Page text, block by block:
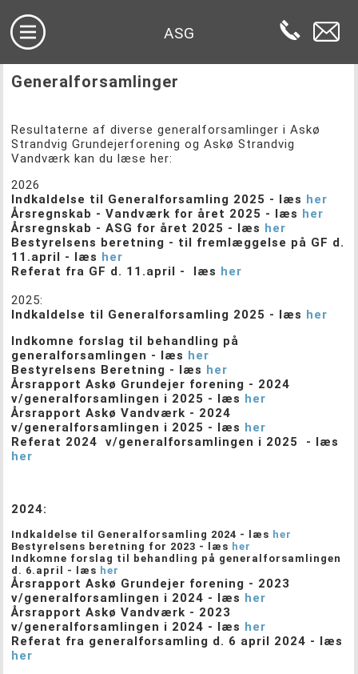
ASG
Generalforsamlinger
Resultaterne af diverse generalforsamlinger i Askø
Strandvig Grundejerforening og Askø Strandvig
Vandværk kan du læse her:
2026
Indkaldelse til Generalforsamling 2025 - læs her
Årsregnskab - Vandværk for året 2025 - læs her
Årsregnskab - ASG for året 2025 - læs her
Bestyrelsens beretning - til fremlæggelse på GF d.
11.april - læs her
Referat fra GF d. 11.april - læs her
2025:
Indkaldelse til Generalforsamling 2025 - læs her
Indkomne forslag til behandling på
generalforsamlingen - læs her
Bestyrelsens Beretning - læs her
Årsrapport Askø Grundejer forening - 2024
v/generalforsamlingen i 2025 - læs her
Årsrapport Askø Vandværk - 2024
v/generalforsamlingen i 2025 - læs her
Referat 2024 v/generalforsamlingen i 2025 - læs
her
2024:
Indkaldelse til Generalforsamling 2024 - læs her
Bestyrelsens beretning for 2023 - læs her
Indkomne forslag til behandling på generalforsamlingen
d. 6.april - læs her
Årsrapport Askø Grundejer forening - 2023
v/generalforsamlingen i 2024 - læs her
Årsrapport Askø Vandværk - 2023
v/generalforsamlingen i 2024 - læs her
Referat fra generalforsamling d. 6 april 2024 - læs
her